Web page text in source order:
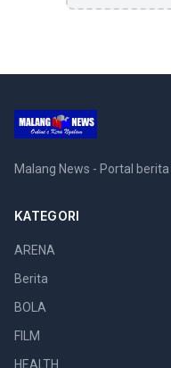
Malang News - Portal
KATEGORI
ARENA
Berita
BOLA
FILM
HEALTH